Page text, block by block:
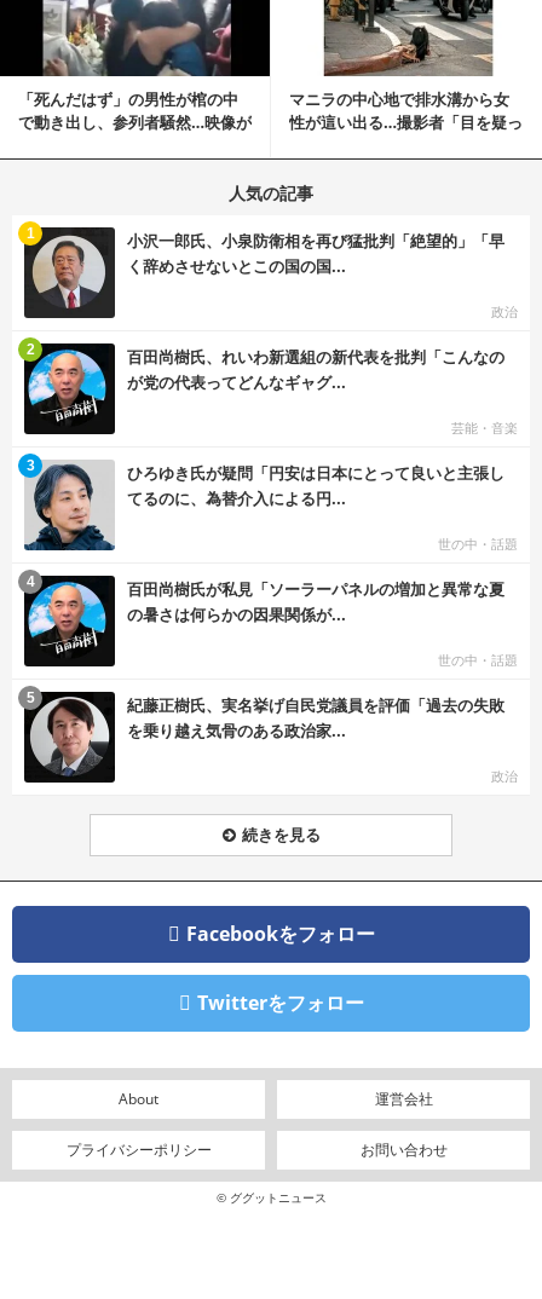
「死んだはず」の男性が棺の中
で動き出し、参列者騒然…映像が
マニラの中心地で排水溝から女
性が這い出る…撮影者「目を疑っ
人気の記事
小沢一郎氏、小泉防衛相を再び猛批判「絶望的」「早
く辞めさせないとこの国の国...
政治
1
百田尚樹氏、れいわ新選組の新代表を批判「こんなの
が党の代表ってどんなギャグ...
芸能・音楽
2
ひろゆき氏が疑問「円安は日本にとって良いと主張し
てるのに、為替介入による円...
世の中・話題
3
百田尚樹氏が私見「ソーラーパネルの増加と異常な夏
の暑さは何らかの因果関係が...
世の中・話題
4
紀藤正樹氏、実名挙げ自民党議員を評価「過去の失敗
を乗り越え気骨のある政治家...
政治
5
続きを見る
Facebookをフォロー
Twitterをフォロー
About 運営会社
プライバシーポリシー お問い合わせ
© ググットニュース